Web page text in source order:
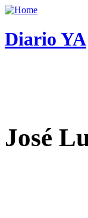
Diario YA
José